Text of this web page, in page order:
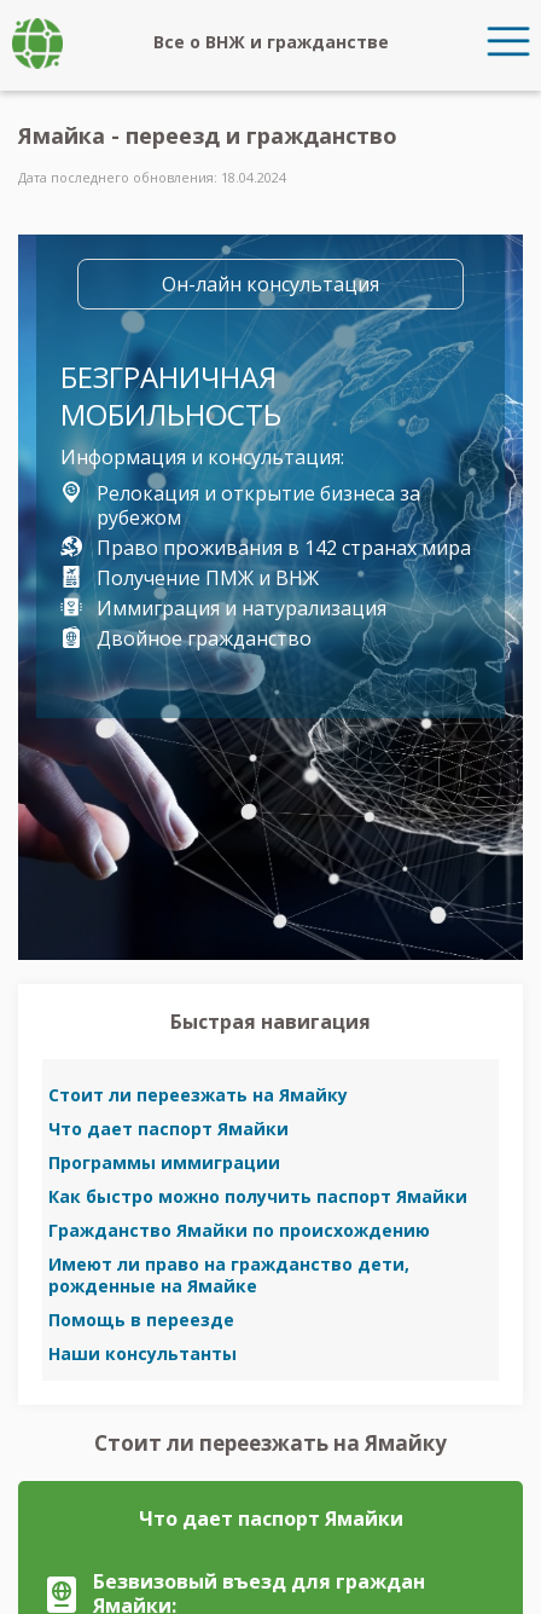
Все о ВНЖ и гражданстве
Ямайка - переезд и гражданство
Дата последнего обновления: 18.04.2024
Он-лайн консультация
БЕЗГРАНИЧНАЯ
МОБИЛЬНОСТЬ
Информация и консультация:
Релокация и открытие бизнеса за
рубежом
Право проживания в 142 странах мира
Получение ПМЖ и ВНЖ
Иммиграция и натурализация
Двойное гражданство
Быстрая навигация
Стоит ли переезжать на Ямайку
Что дает паспорт Ямайки
Программы иммиграции
Как быстро можно получить паспорт Ямайки
Гражданство Ямайки по происхождению
Имеют ли право на гражданство дети,
рожденные на Ямайке
Помощь в переезде
Наши консультанты
Стоит ли переезжать на Ямайку
Что дает паспорт Ямайки
Безвизовый въезд для граждан
Ямайки: